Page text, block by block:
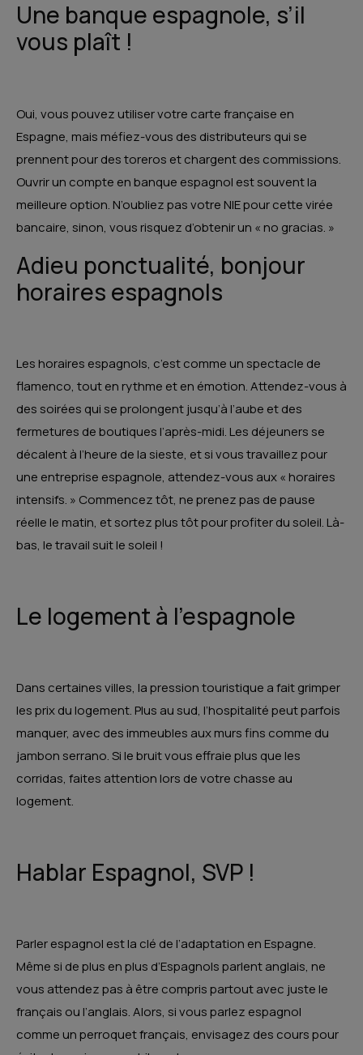
Une banque espagnole, s’il
vous plaît !
Oui, vous pouvez utiliser votre carte française en
Espagne, mais méfiez-vous des distributeurs qui se
prennent pour des toreros et chargent des commissions.
Ouvrir un compte en banque espagnol est souvent la
meilleure option. N’oubliez pas votre NIE pour cette virée
bancaire, sinon, vous risquez d’obtenir un « no gracias. »
Adieu ponctualité, bonjour
horaires espagnols
Les horaires espagnols, c’est comme un spectacle de
flamenco, tout en rythme et en émotion. Attendez-vous à
des soirées qui se prolongent jusqu’à l’aube et des
fermetures de boutiques l’après-midi. Les déjeuners se
décalent à l’heure de la sieste, et si vous travaillez pour
une entreprise espagnole, attendez-vous aux « horaires
intensifs. » Commencez tôt, ne prenez pas de pause
réelle le matin, et sortez plus tôt pour profiter du soleil. Là-
bas, le travail suit le soleil !
Le logement à l’espagnole
Dans certaines villes, la pression touristique a fait grimper
les prix du logement. Plus au sud, l’hospitalité peut parfois
manquer, avec des immeubles aux murs fins comme du
jambon serrano. Si le bruit vous effraie plus que les
corridas, faites attention lors de votre chasse au
logement.
Hablar Espagnol, SVP !
Parler espagnol est la clé de l’adaptation en Espagne.
Même si de plus en plus d’Espagnols parlent anglais, ne
vous attendez pas à être compris partout avec juste le
français ou l’anglais. Alors, si vous parlez espagnol
comme un perroquet français, envisagez des cours pour